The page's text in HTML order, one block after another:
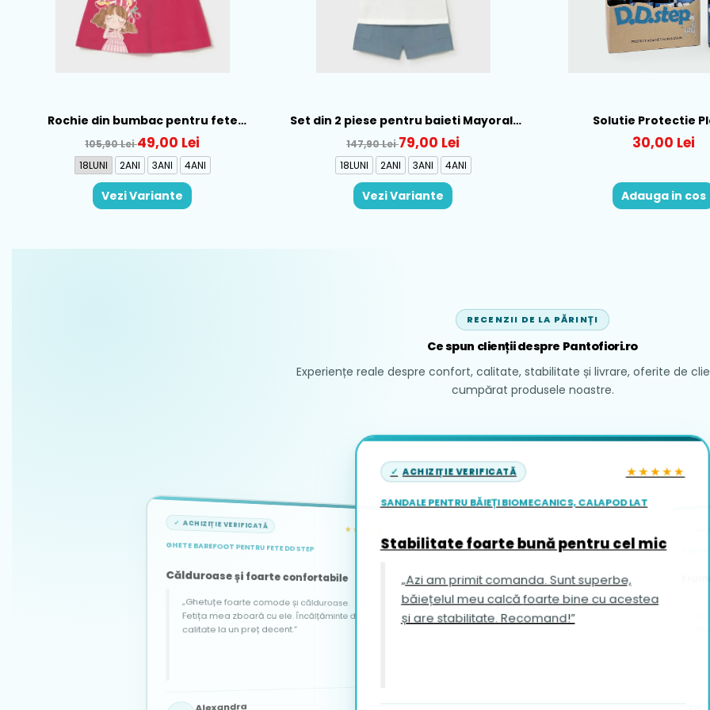
Rochie din bumbac pentru fete
Mayoral, Rosu - 1930-069
105,90 Lei49,00 Lei
18LUNI 2ANI 3ANI 4ANI
Vezi Variante
Set din 2 piese pentru baieti Mayoral,
Alb-Albastru - 1665-31
147,90 Lei79,00 Lei
18LUNI 2ANI 3ANI 4ANI
Vezi Variante
Solutie Protectie
30,00 Lei
Adauga in cos
RECENZII DE LA PĂRINȚI
Ce spun clienții despre Pantofiori.ro
Experiențe reale despre confort, calitate, stabilitate și livrare, oferite de
cumpărat produsele noastre.
ACHIZIȚIE VERIFICATĂ ★★★★★
SANDALE PENTRU BĂIEȚI BIOMECANICS, CALAPOD LAT
Stabilitate foarte bună pentru cel mic
„Azi am primit comanda. Sunt superbe,
băiețelul meu calcă foarte bine cu acestea
și are stabilitate. Recomand!”
ACHIZIȚIE VERIFICATĂ ★★★★★
GHETE BAREFOOT PENTRU FETE DD STEP
Călduroase și foarte confortabile
„Ghetuțe foarte comode și călduroase.
Fetița mea zboară cu ele. Încălțăminte de
calitate la un preț decent.”